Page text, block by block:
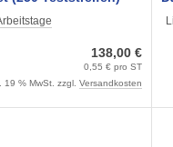
138,00 €
0,55 € pro ST
19 % MwSt. zzgl. Versandkosten